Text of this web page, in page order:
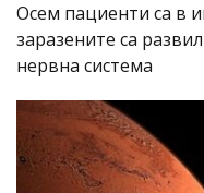
Осем пациенти са в
заразените са
нервна система